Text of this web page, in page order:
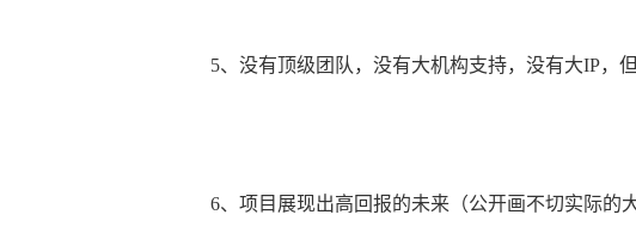
5、没有顶级团队，没有大机构支持，没有大IP，
6、项目展现出高回报的未来（公开画不切实际的大